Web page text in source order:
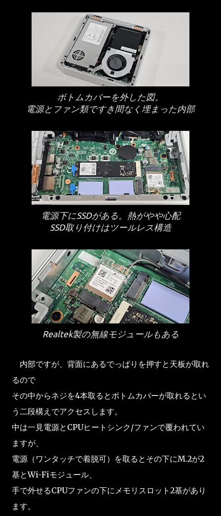
ボトムカバーを外した図。
電源とファン類ですき間なく埋まった内部
電源下にSSDがある。熱がやや心配
SSD取り付けはツールレス構造
Realtek製の無線モジュールもある
内部ですが、背面にあるでっぱりを押すと天板が取れ
るので
その中からネジを4本取るとボトムカバーが取れるとい
う二段構えでアクセスします。
中は一見電源とCPUヒートシンク/ファンで覆われてい
ますが、
電源（ワンタッチで着脱可）を取るとその下にM.2が2
基とWi-Fiモジュール、
手で外せるCPUファンの下にメモリスロット2基があり
ます。